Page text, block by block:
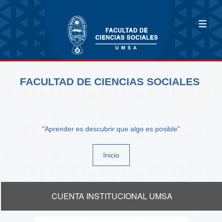
FACULTAD DE CIENCIAS SOCIALES
"Aprender es descubrir que algo es posible"
Inicio
CUENTA INSTITUCIONAL UMSA